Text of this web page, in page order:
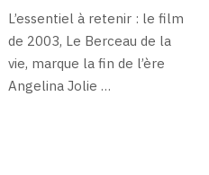
L’essentiel à retenir : le film
de 2003, Le Berceau de la
vie, marque la fin de l’ère
Angelina Jolie …